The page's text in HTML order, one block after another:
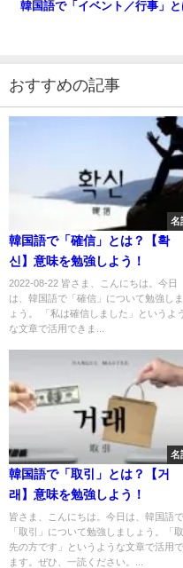
韓国語で「イベント／行事」
おすすめの記事
名
韓国語で「確信」とは？【확
신】意味を勉強しよう！
2022-08-22 皆さま、こんにちは。今日
は、韓国語で「確信」について勉強し
ょう。 「私は確信しました」というよう
な文章で活用できま...
名
韓国語で「取引」とは？【거
래】意味を勉強しよう！
皆さま、こんにちは。今日は、韓国語で
「取引」について勉強しましょう。「
先の方です」というような文章で活用
ます。ぜひ、一読ください。...